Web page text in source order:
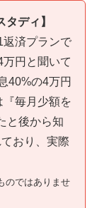
ディ】
返済プランで
円と聞いて
40%の4万円
毎月少額を
と後から知
おり、実際
のではありませ